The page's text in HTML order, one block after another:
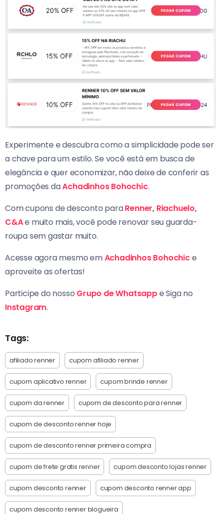
Experimente e descubra como a simplicidade pode ser
a chave para um estilo. Se você está em busca de
elegância e quer economizar, não deixe de conferir as
promoções daAchadinhos Bohochic.
Com cupons de desconto paraRenner, Riachuelo,
C&Ae muito mais, você pode renovar seu guarda-
roupa sem gastar muito.
Acesse agora mesmo emAchadinhos Bohochice
aproveite as ofertas!
Participe do nosso Grupo de Whatsappe Siga no
Instagram.
Tags:
afiliado renner cupom afiliado renner
cupom aplicativo renner cupom brinde renner
cupom da renner cupom de desconto para renner
cupom de desconto renner hoje
cupom de desconto renner primeira compra
cupom de frete gratis renner cupom desconto lojas renner
cupom desconto renner cupom desconto renner app
cupom desconto renner blogueira